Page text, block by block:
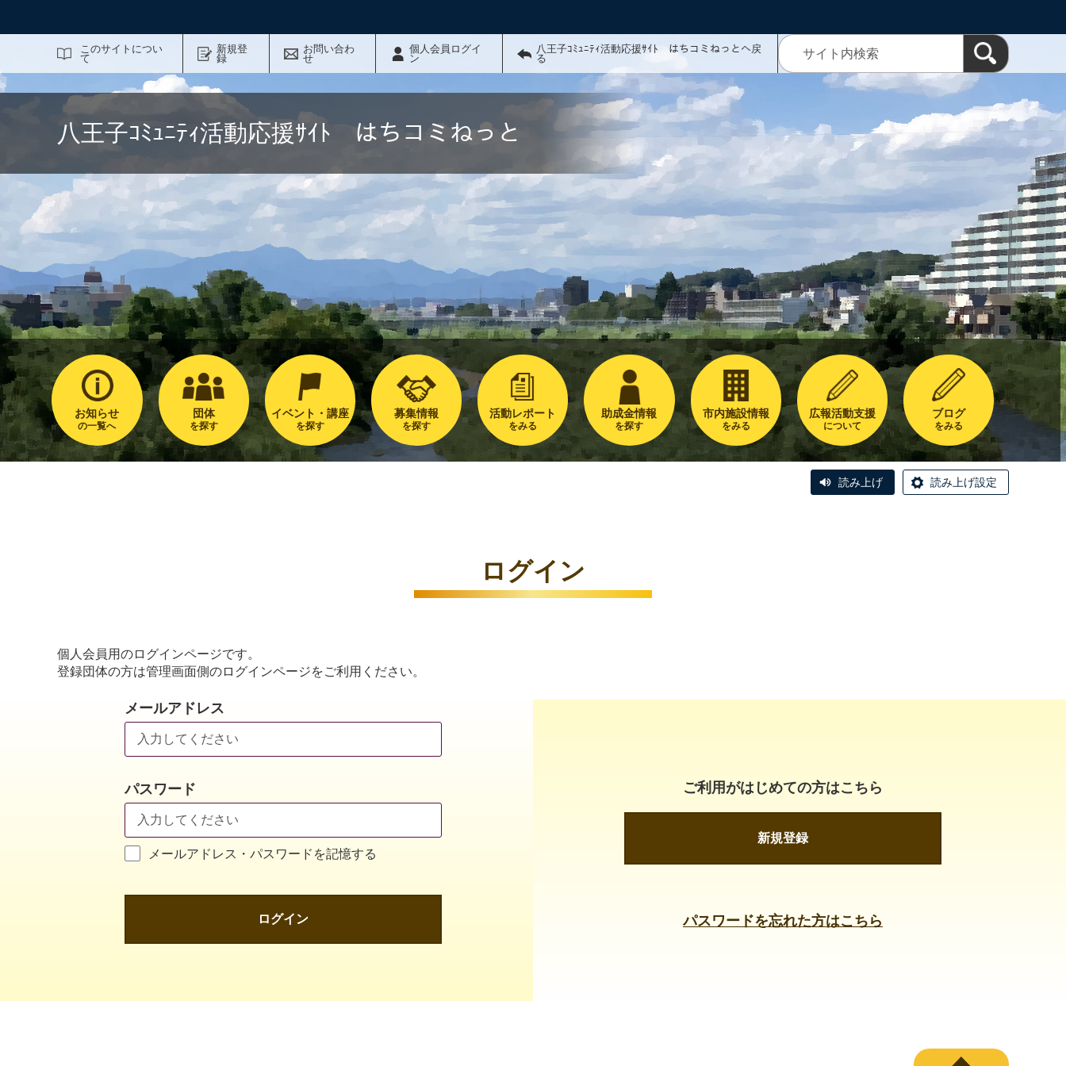
このサイトについ
て
新規登
録
お問い合わ
せ
個人会員ログイ
ン
八王子ｺﾐｭﾆﾃｨ活動応援ｻｲﾄ はちコミねっとへ戻
る
八王子ｺﾐｭﾆﾃｨ活動応援ｻｲﾄ はちコミねっと
お知らせ
の一覧へ
団体
を探す
イベント・講座
を探す
募集情報
を探す
活動レポート
をみる
助成金情報
を探す
市内施設情報
をみる
広報活動支援
について
ブログ
をみる
読み上げ 読み上げ設定
ログイン
個人会員用のログインページです。
登録団体の方は管理画面側のログインページをご利用ください。
メールアドレス
パスワード
メールアドレス・パスワードを記憶する
ログイン
ご利用がはじめての方はこちら
新規登録
パスワードを忘れた方はこちら